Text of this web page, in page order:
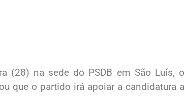
(28) na sede do PSDB em São Luís, o
que o partido irá apoiar a candidatura a